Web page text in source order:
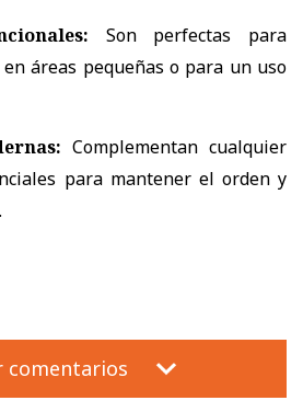
Son perfectas para
áreas pequeñas o para un uso
Complementan cualquier
para mantener el orden y
comentarios